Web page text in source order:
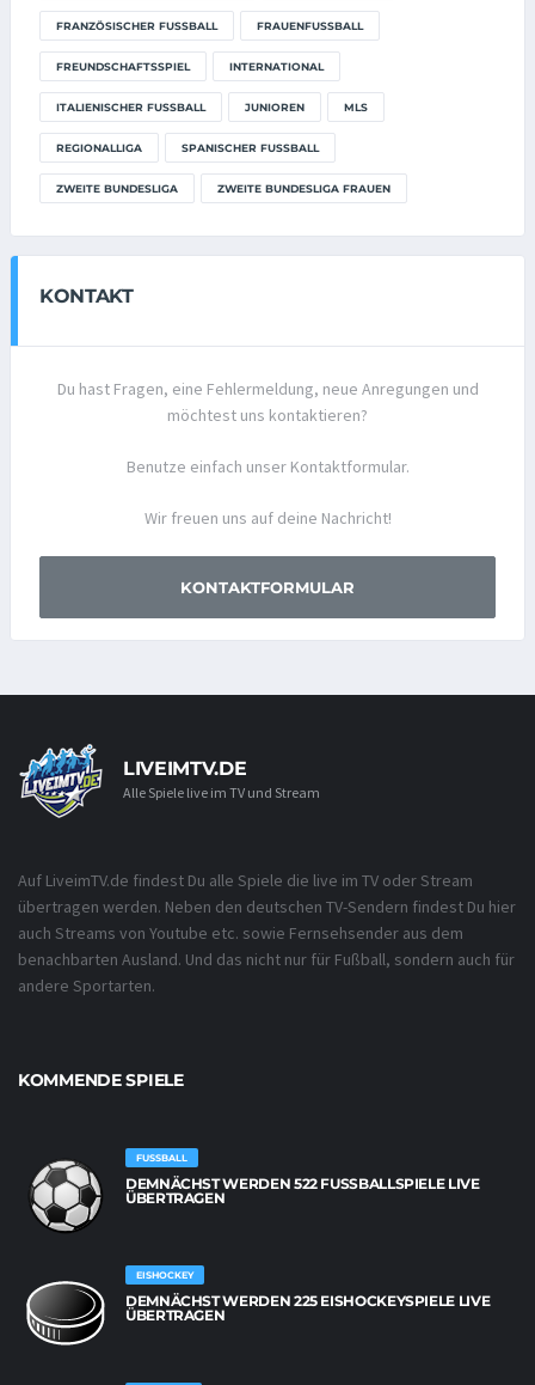
FRANZÖSISCHER FUSSBALL FRAUENFUSSBALL
FREUNDSCHAFTSSPIEL INTERNATIONAL
ITALIENISCHER FUSSBALL JUNIOREN MLS
REGIONALLIGA SPANISCHER FUSSBALL
ZWEITE BUNDESLIGA ZWEITE BUNDESLIGA FRAUEN
KONTAKT
Du hast Fragen, eine Fehlermeldung, neue Anregungen und
möchtest uns kontaktieren?
Benutze einfach unser Kontaktformular.
Wir freuen uns auf deine Nachricht!
KONTAKTFORMULAR
LIVEIMTV.DE
Alle Spiele live im TV und Stream
Auf LiveimTV.de findest Du alle Spiele die live im TV oder Stream
übertragen werden. Neben den deutschen TV-Sendern findest Du hier
auch Streams von Youtube etc. sowie Fernsehsender aus dem
benachbarten Ausland. Und das nicht nur für Fußball, sondern auch für
andere Sportarten.
KOMMENDE SPIELE
FUSSBALL
DEMNÄCHST WERDEN 522 FUSSBALLSPIELE LIVE Ü
BERTRAGEN
EISHOCKEY
DEMNÄCHST WERDEN 225 EISHOCKEYSPIELE LIVE
ÜBERTRAGEN